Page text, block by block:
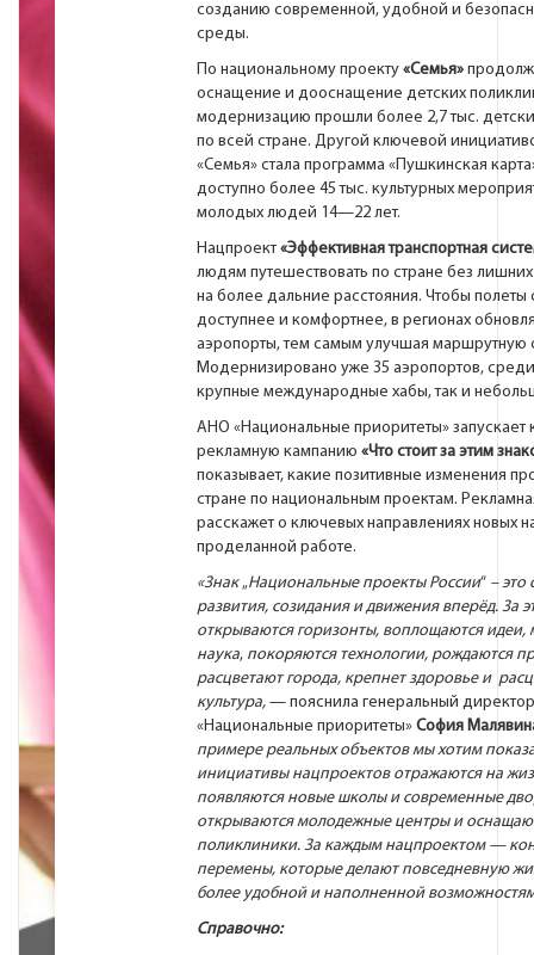
созданию современной, удобной и
среды.
По национальному проекту «Семья»
оснащение и дооснащение детских
модернизацию прошли более 2,7 тыс.
по всей стране. Другой ключевой
«Семья» стала программа «Пушкинская
доступно более 45 тыс. культурных
молодых людей 14—22 лет.
Нацпроект«Эффективная транспортная
людям путешествовать по стране без
на более дальние расстояния. Чтобы полеты
доступнее и комфортнее, в регионах
аэропорты, тем самым улучшая маршрутную
Модернизировано уже 35 аэропортов, среди
крупные международные хабы, так и
АНО «Национальные приоритеты» запускает
рекламную кампанию «Что стоит за этим
показывает, какие позитивные изменения
стране по национальным проектам.
расскажет о ключевых направлениях новых
проделанной работе.
«Знак„Национальные проекты России“– это
развития, созидания и движения вперёд. За
открываются горизонты, воплощаются идеи,
наука, покоряются технологии, рождаются
расцветают города, крепнет здоровье и
культура, — пояснила генеральный
«Национальные приоритеты» София
примере реальных объектов мы хотим
инициативы нацпроектов отражаются на
появляются новые школы и современные
открываются молодежные центры и
поликлиники. За каждым нацпроектом —
перемены, которые делают повседневную
более удобной и наполненной
Справочно: